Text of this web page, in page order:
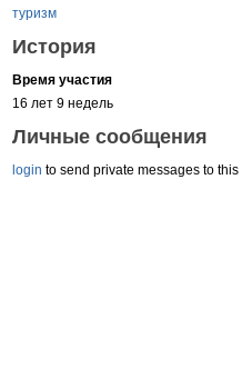
туризм
История
Время участия
16 лет 9 недель
Личные сообщения
login to send private messages to this